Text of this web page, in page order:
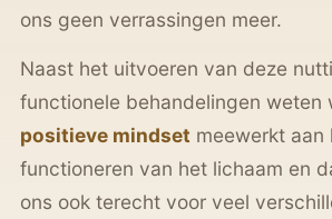
ons geen verrassingen meer.
Naast het uitvoeren van deze
functionele behandelingen weten
positieve mindset meewerkt aan
functioneren van het lichaam en
ons ook terecht voor veel